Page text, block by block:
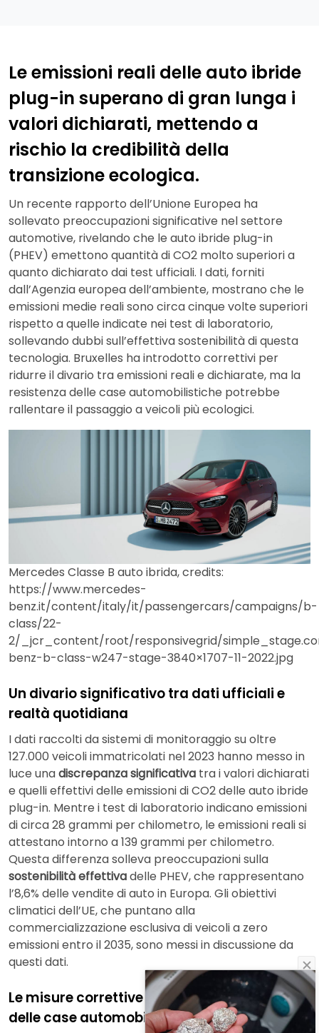
Le emissioni reali delle auto ibride
plug-in superano di gran lunga i
valori dichiarati, mettendo a
rischio la credibilità della
transizione ecologica.
Un recente rapporto dell’Unione Europea ha
sollevato preoccupazioni significative nel settore
automotive, rivelando che le auto ibride plug-in
(PHEV) emettono quantità di CO2 molto superiori a
quanto dichiarato dai test ufficiali. I dati, forniti
dall’Agenzia europea dell’ambiente, mostrano che le
emissioni medie reali sono circa cinque volte superiori
rispetto a quelle indicate nei test di laboratorio,
sollevando dubbi sull’effettiva sostenibilità di questa
tecnologia. Bruxelles ha introdotto correttivi per
ridurre il divario tra emissioni reali e dichiarate, ma la
resistenza delle case automobilistiche potrebbe
rallentare il passaggio a veicoli più ecologici.
Mercedes Classe B auto ibrida, credits:
https://www.mercedes-
benz.it/content/italy/it/passengercars/campaigns/b-
class/22-
2/_jcr_content/root/responsivegrid/
benz-b-class-w247-stage-3840×1707-11-2022.jpg
Un divario significativo tra dati ufficiali e
realtà quotidiana
I dati raccolti da sistemi di monitoraggio su oltre
127.000 veicoli immatricolati nel 2023 hanno messo in
luce unadiscrepanza significativa tra i valori dichiarati
e quelli effettivi delle emissioni di CO2 delle auto ibride
plug-in. Mentre i test di laboratorio indicano emissioni
di circa 28 grammi per chilometro, le emissioni reali si
attestano intorno a 139 grammi per chilometro.
Questa differenza solleva preoccupazioni sulla
sostenibilità effettivadelle PHEV, che rappresentano
l’8,6% delle vendite di auto in Europa. Gli obiettivi
climatici dell’UE, che puntano alla
commercializzazione esclusiva di veicoli a zero
emissioni entro il 2035, sono messi in discussione da
questi dati.
Le misure correttive dell’UE e la resistenza
delle case automobilistiche